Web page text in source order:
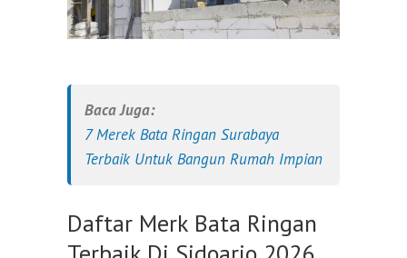
Baca Juga:
7 Merek Bata Ringan Surabaya
Terbaik Untuk Bangun Rumah Impian
Daftar Merk Bata Ringan